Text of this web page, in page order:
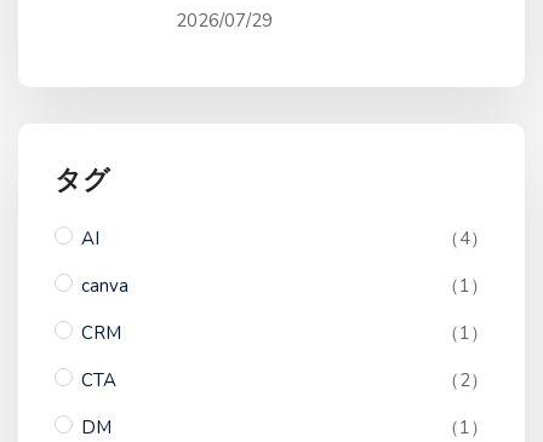
2026/07/29
タグ
AI
（4）
canva
（1）
CRM
（1）
CTA
（2）
DM
（1）